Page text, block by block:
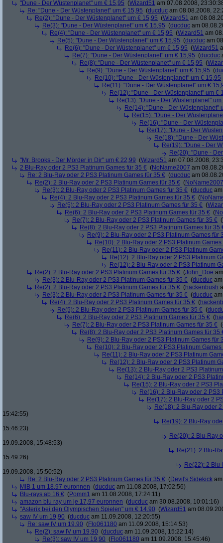
"Dune - Der Wüstenplanet" um € 15,95 (Wizard51 am 07.08.2008,
Re: "Dune - Der Wüstenplanet" um € 15,95 (ducduc am 08.08.2008,
Re(2): "Dune - Der Wüstenplanet" um € 15,95 (Wizard51 am
Re(3): "Dune - Der Wüstenplanet" um € 15,95 (ducduc am
Re(4): "Dune - Der Wüstenplanet" um € 15,95 (Wizard51 am
Re(5): "Dune - Der Wüstenplanet" um € 15,95 (ducduc am
Re(6): "Dune - Der Wüstenplanet" um € 15,95 (Wizard51
Re(7): "Dune - Der Wüstenplanet" um € 15,95 (ducduc
Re(8): "Dune - Der Wüstenplanet" um € 15,95 (
Re(9): "Dune - Der Wüstenplanet" um € 15,95 (
Re(10): "Dune - Der Wüstenplanet" um € 15,95
Re(11): "Dune - Der Wüstenplanet" um €
Re(12): "Dune - Der Wüstenplanet" um €
Re(13): "Dune - Der Wüstenplanet"
Re(14): "Dune - Der Wüstenplanet"
Re(15): "Dune - Der
Re(16): "Dune - Der
Re(17): "Dune - Der
Re(18): "Dune - Der
Re(19): "Dune - Der
Re(20): "Dune -
"Mr. Brooks - Der Mörder in Dir" um € 22,99 (Wizard51 am 07.08.2008,
2 Blu-Ray oder 2 PS3 Platinum Games für 35 € (NoName2007 am
Re: 2 Blu-Ray oder 2 PS3 Platinum Games für 35 € (ducduc am
Re(2): 2 Blu-Ray oder 2 PS3 Platinum Games für 35 € (NoName2007
Re(3): 2 Blu-Ray oder 2 PS3 Platinum Games für 35 € (ducduc
Re(4): 2 Blu-Ray oder 2 PS3 Platinum Games für 35 € (
Re(5): 2 Blu-Ray oder 2 PS3 Platinum Games für 35 € (
Re(6): 2 Blu-Ray oder 2 PS3 Platinum Games für 35 € (
Re(7): 2 Blu-Ray oder 2 PS3 Platinum Games für 35 € (
Re(8): 2 Blu-Ray oder 2 PS3 Platinum Games für 35
Re(9): 2 Blu-Ray oder 2 PS3 Platinum Games für
Re(10): 2 Blu-Ray oder 2 PS3 Platinum Games
Re(11): 2 Blu-Ray oder 2 PS3 Platinum
Re(12): 2 Blu-Ray oder 2 PS3 Platinum
Re(12): 2 Blu-Ray oder 2 PS3 Platinum
Re(2): 2 Blu-Ray oder 2 PS3 Platinum Games für 35 € (John_Doe
Re(3): 2 Blu-Ray oder 2 PS3 Platinum Games für 35 € (ducduc
Re(2): 2 Blu-Ray oder 2 PS3 Platinum Games für 35 € (hackenbush
Re(3): 2 Blu-Ray oder 2 PS3 Platinum Games für 35 € (ducduc
Re(4): 2 Blu-Ray oder 2 PS3 Platinum Games für 35 € (
Re(5): 2 Blu-Ray oder 2 PS3 Platinum Games für 35 € (
Re(6): 2 Blu-Ray oder 2 PS3 Platinum Games für 35 € (
Re(7): 2 Blu-Ray oder 2 PS3 Platinum Games für 35 € (
Re(8): 2 Blu-Ray oder 2 PS3 Platinum Games für 35
Re(9): 2 Blu-Ray oder 2 PS3 Platinum Games für
Re(10): 2 Blu-Ray oder 2 PS3 Platinum Games
Re(11): 2 Blu-Ray oder 2 PS3 Platinum
Re(12): 2 Blu-Ray oder 2 PS3 Platinum
Re(13): 2 Blu-Ray oder 2 PS3
Re(14): 2 Blu-Ray oder 2 PS3
Re(15): 2 Blu-Ray oder 2 PS3
Re(16): 2 Blu-Ray oder 2 PS3
Re(17): 2 Blu-Ray oder 2
Re(18): 2 Blu-Ray oder
15:42:55)
Re(19): 2 Blu-Ray
15:46:23)
Re(20): 2 Blu-Ray
19.09.2008, 15:48:53)
Re(21): 2 Blu-
15:49:26)
Re(22): 2
19.09.2008, 15:50:52)
Re: 2 Blu-Ray oder 2 PS3 Platinum Games für 35 € (Devil's Sidekick
MIB 1 um 18,97 euronnen (ducduc am 11.08.2008, 17:02:56)
Blu-rays ab 16 € (Pomm1 am 11.08.2008, 17:24:11)
amazon blu ray um je 17,97 euronnen (ducduc am 30.08.2008, 10:01:16)
"Asterix bei den Olympischen Spielen" um € 14,90 (Wizard51 am
saw IV um 19,90 (ducduc am 11.09.2008, 12:20:55)
Re: saw IV um 19,90 (Flo061180 am 11.09.2008, 15:14:53)
Re(2): saw IV um 19,90 (ducduc am 11.09.2008, 15:22:14)
Re(3): saw IV um 19,90 (Flo061180 am 11.09.2008, 15:45:46)